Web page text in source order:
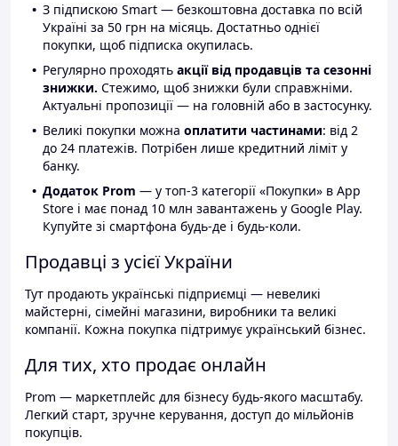
З підпискою Smart — безкоштовна доставка по всій
Україні за 50 грн на місяць. Достатньо однієї
покупки, щоб підписка окупилась.
Регулярно проходять акції від продавців та сезонні
знижки. Стежимо, щоб знижки були справжніми.
Актуальні пропозиції — на головній або в застосунку.
Великі покупки можна оплатити частинами: від 2
до 24 платежів. Потрібен лише кредитний ліміт у
банку.
Додаток Prom — у топ-3 категорії «Покупки» в App
Store і має понад 10 млн завантажень у Google Play.
Купуйте зі смартфона будь-де і будь-коли.
Продавці з усієї України
Тут продають українські підприємці — невеликі
майстерні, сімейні магазини, виробники та великі
компанії. Кожна покупка підтримує український бізнес.
Для тих, хто продає онлайн
Prom — маркетплейс для бізнесу будь-якого масштабу.
Легкий старт, зручне керування, доступ до мільйонів
покупців.